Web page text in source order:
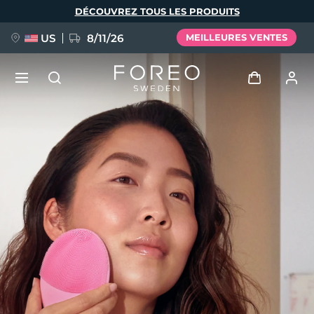
DÉCOUVREZ TOUS LES PRODUITS
US 8/11/26 MEILLEURES VENTES
Profil de l'utilisateur
Mes appareils
Mes commandes
Mes adresses
Mes abonnements
NOUVEAU
FAQ™ Pure Beauty-Tech Elixir
BREAKING NEWS
issa™ Teeth Whitening Set
Langue
English Deutsch
Español
Français
Italiano
Português
Polski
Svenska
Русский
Türkçe
简体中文 繁體中文